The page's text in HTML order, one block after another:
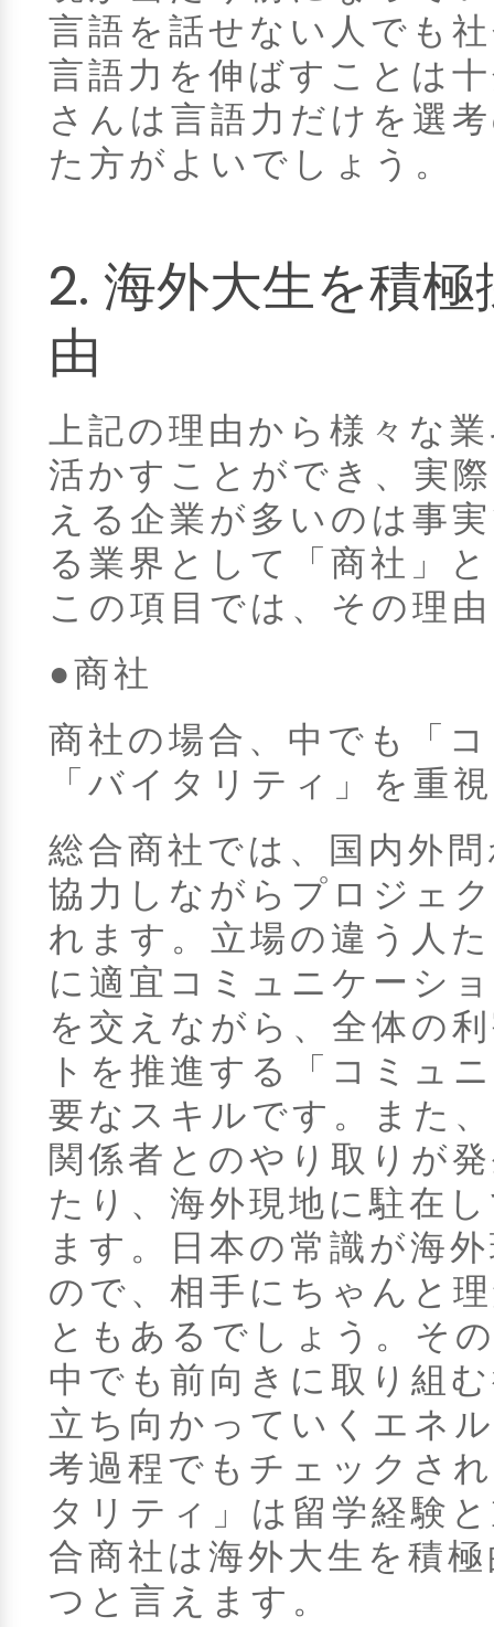
言語を話せない人でも
言語力を伸ばすことは
さんは言語力だけを選
た方がよいでしょう。
2. 海外大生を積
由
上記の理由から様々な
活かすことができ、実
える企業が多いのは事
る業界として「商社」
この項目では、その理
●商社
商社の場合、中でも「
「バイタリティ」を重
総合商社では、国内外
協力しながらプロジェ
れます。立場の違う人
に適宜コミュニケーシ
を交えながら、全体の
トを推進する「コミュ
要なスキルです。また
関係者とのやり取りが
たり、海外現地に駐在
ます。日本の常識が海
ので、相手にちゃんと
ともあるでしょう。そ
中でも前向きに取り組
立ち向かっていくエネ
考過程でもチェックさ
タリティ」は留学経験
合商社は海外大生を積
つと言えます。